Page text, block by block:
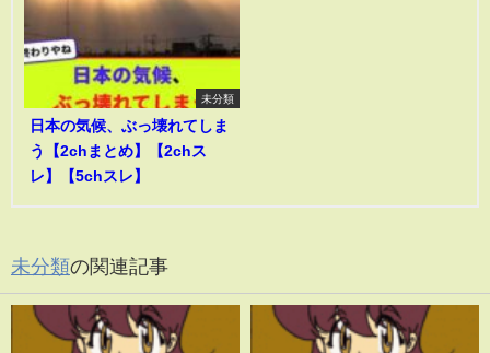
未分類
日本の気候、ぶっ壊れてしま
う【2chまとめ】【2chス
レ】【5chスレ】
未分類の関連記事